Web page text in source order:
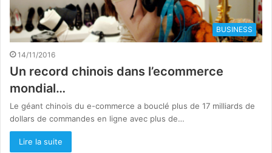
BUSINESS
14/11/2016
Un record chinois dans l’ecommerce
mondial…
Le géant chinois du e-commerce a bouclé plus de 17 milliards de
dollars de commandes en ligne avec plus de…
Lire la suite